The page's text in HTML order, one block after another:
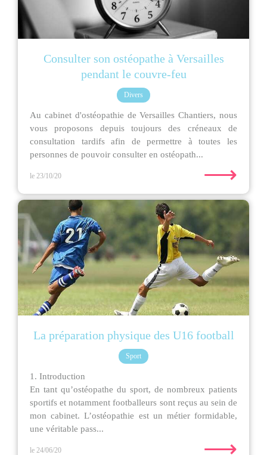
Consulter son ostéopathe à Versailles
pendant le couvre-feu
Divers
Au cabinet d'ostéopathie de Versailles Chantiers, nous
vous proposons depuis toujours des créneaux de
consultation tardifs afin de permettre à toutes les
personnes de pouvoir consulter en ostéopath...
le 23/10/20 ⟶
La préparation physique des U16 football
Sport
1. Introduction
En tant qu’ostéopathe du sport, de nombreux patients
sportifs et notamment footballeurs sont reçus au sein de
mon cabinet. L’ostéopathie est un métier formidable,
une véritable pass...
le 24/06/20 ⟶